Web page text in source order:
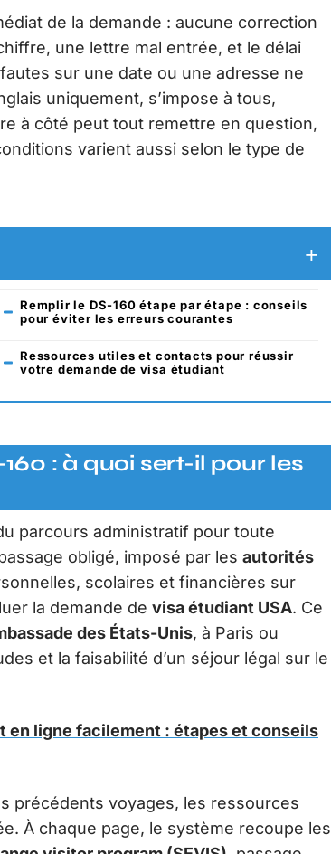
de la demande : aucune correction
une lettre mal entrée, et le délai
sur une date ou une adresse ne
uniquement, s’impose à tous,
à côté peut tout remettre en question,
varient aussi selon le type de
Remplir le DS-160 étape par étape : conseils
pour éviter les erreurs courantes
Ressources utiles et contacts pour réussir
votre demande de visa étudiant
: à quoi sert-il pour les
parcours administratif pour toute
obligé, imposé par les autorités
scolaires et financières sur
la demande de visa étudiant USA. Ce
des États-Unis, à Paris ou
et la faisabilité d’un séjour légal sur le
en ligne facilement : étapes et conseils
précédents voyages, les ressources
À chaque page, le système recoupe les